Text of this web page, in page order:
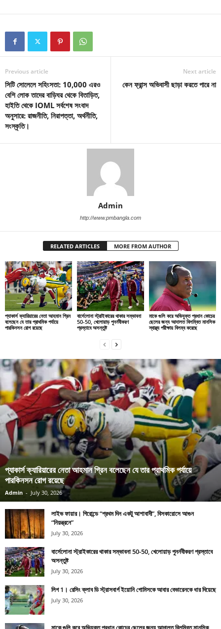
Previous article
সিটি সোলেলে সহিংসতা: 10,000 এরও
বেশি লোক তাদের বাড়িঘর থেকে বিতাড়িত,
হাইতি থেকে IOML সর্বশেষ সংবাদ
অনুসারে: রাজনীতি, নিরাপত্তা, অর্থনীতি,
সংস্কৃতি।
Next article
কেন ফ্রান্স অভিবাসী ছাড়া করতে পারে না
Admin
http://www.pmbangla.com
RELATED ARTICLES MORE FROM AUTHOR
প্যাকার্স ক্যারিয়ারের নেতা আহমান গ্রিন
বলেছেন যে তার প্রাথমিক পর্যায়ে
পারকিনসন রোগ রয়েছে
বার্সেলোনা স্ট্রাইকারের থাকার সম্ভাবনা
50-50, খেলোয়াড় পুনর্নবীকরণ
প্রস্তাবে অসন্তুষ্ট
মাকে গুলি করে অভিযুক্ত প্রধান কোচের
ছেলের জন্য আদালত বিলম্বিত মানসিক
স্বাস্থ্য পরীক্ষায় বিলম্ব করেছে
প্যাকার্স ক্যারিয়ারের নেতা আহমান গ্রিন বলেছেন যে তার প্রাথমিক পর্যায়ে
পারকিনসন রোগ রয়েছে
Admin - July 30, 2026
লাইভ ফায়ার। গিরোন্ডে “প্রথম দিন একটু আশাবাদী”, বিসকারোসে আগুন
“নিয়ন্ত্রনে”
July 30, 2026
বার্সেলোনা স্ট্রাইকারের থাকার সম্ভাবনা 50-50, খেলোয়াড় পুনর্নবীকরণ প্রস্তাবে
অসন্তুষ্ট
July 30, 2026
লিগ 1। রেসিং ক্লাব ডি স্ট্রাসবার্গ ইয়োনি গোমিসকে আবার বেভারেনকে ধার দিয়েছে
July 30, 2026